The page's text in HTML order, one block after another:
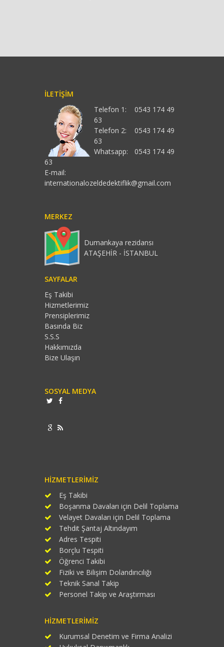
İLETIŞIM
Telefon 1:
0543 174 49
63
Telefon 2:
0543 174 49
63
Whatsapp:
0543 174 49
63
E-mail:
internationalozeldedektiflik@gmail.com
MERKEZ
Dumankaya rezidansı
ATAŞEHİR - İSTANBUL
SAYFALAR
Eş Takibi
Hizmetlerimiz
Prensiplerimiz
Basında Biz
S.S.S
Hakkımızda
Bize Ulaşın
SOSYAL MEDYA
HIZMETLERIMIZ
Eş Takibi
Boşanma Davaları için Delil Toplama
Velayet Davaları için Delil Toplama
Tehdit Şantaj Altındayım
Adres Tespiti
Borçlu Tespiti
Öğrenci Takibi
Fiziki ve Bilişim Dolandırıcılığı
Teknik Sanal Takip
Personel Takip ve Araştırması
HIZMETLERIMIZ
Kurumsal Denetim ve Firma Analizi